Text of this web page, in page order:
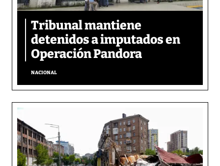
Tribunal mantiene
detenidos a imputados en
Operación Pandora
NACIONAL